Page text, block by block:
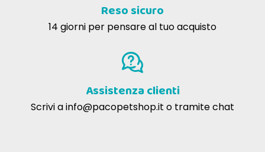
Reso sicuro
14 giorni per pensare al tuo acquisto
Assistenza clienti
Scrivi ainfo@pacopetshop.it o tramite chat